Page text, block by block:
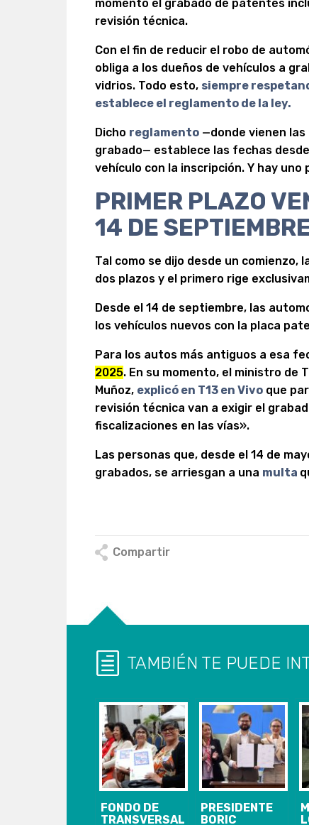
momento el grabado de patentes
revisión técnica.
Con el fin de reducir el robo de
obliga a los dueños de vehículos a
vidrios. Todo esto, siempre
establece el reglamento de la ley.
Dicho reglamento —donde vienen
grabado— establece las fechas
vehículo con la inscripción. Y hay uno
PRIMER PLAZO
14 DE
Tal como se dijo desde un
dos plazos y el primero rige
Desde el 14 de septiembre, las
los vehículos nuevos con la placa
Para los autos más antiguos a esa
2025. En su momento, el ministro de
Muñoz, explicó en T13 en Vivo que
revisión técnica van a exigir el
fiscalizaciones en las vías».
Las personas que, desde el 14 de
grabados, se arriesgan a una multa
Compartir
TAMBIÉN TE PUEDE
FONDO DE
TRANSVERSALIZACIÓN
PRESIDENTE
BORIC